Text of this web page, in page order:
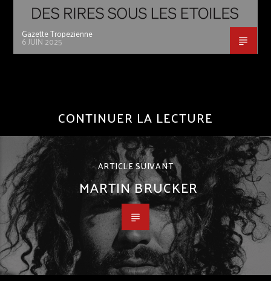
Gazette Tropezienne
6 JUIN 2025
CONTINUER LA LECTURE
ARTICLE SUIVANT
MARTIN BRUCKER